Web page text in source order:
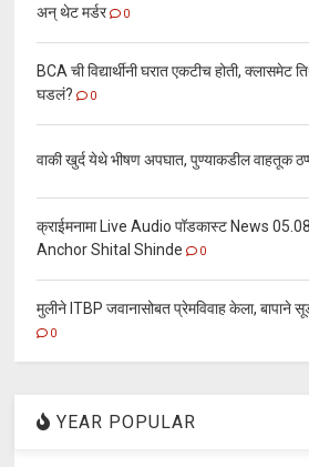
अन् थेट मर्डर
0
BCA ची विद्यार्थीनी घरात एकटीच होती, क्लासमेट
घडलं?
0
वाकी खुर्द येथे भीषण अपघात, पुण्याकडील वाहतूक
क्राईमनामा Live Audio पॉडकास्ट News
Anchor Shital Shinde
0
मुलीने ITBP जवानासोबत प्रेमविवाह केला, बापाने
0
YEAR POPULAR